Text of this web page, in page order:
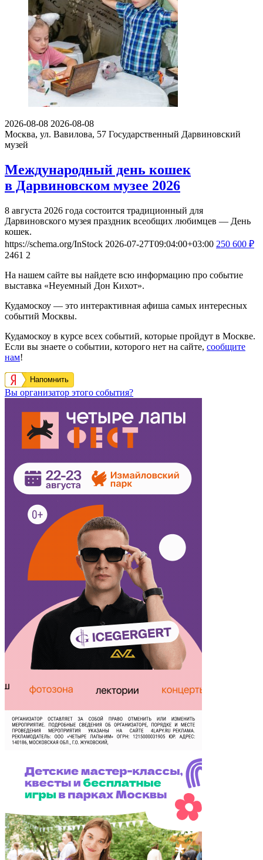
2026-08-08 2026-08-08
Москва, ул. Вавилова, 57 Государственный Дарвиновский
музей
Международный день кошек
в Дарвиновском музее 2026
8 августа 2026 года состоится традиционный для
Дарвиновского музея праздник всеобщих любимцев — День
кошек.
https://schema.org/InStock 2026-07-27T09:04:00+03:00 250 600 ₽
2461 2
На нашем сайте вы найдете всю информацию про событие
выставка «Неуемный Дон Кихот».
Кудамоскоу — это интерактивная афиша самых интересных
событий Москвы.
Кудамоскоу в курсе всех событий, которые пройдут в Москве.
Если вы знаете о событии, которого нет на сайте, сообщите
нам!
Напомнить
Вы организатор этого события?